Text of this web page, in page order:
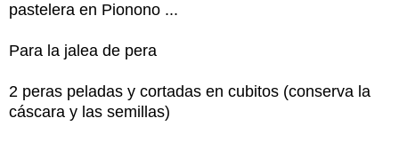
pastelera en Pionono ...
Para la jalea de pera
2 peras peladas y cortadas en cubitos (conserva la
cáscara y las semillas)